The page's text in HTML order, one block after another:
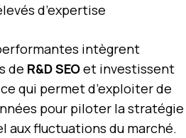
d’expertise
intègrent
de R&D SEOet investissent
qui permet d’exploiter de
pour piloter la stratégie
aux fluctuations du marché.